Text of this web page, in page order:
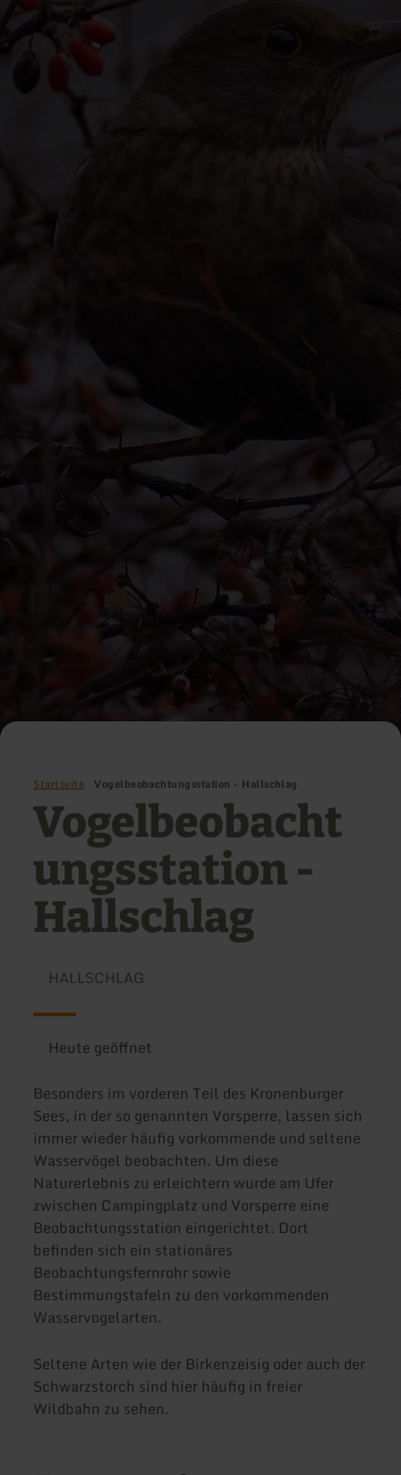
Startseite Vogelbeobachtungsstation - Hallschlag
Vogelbeobacht
ungsstation -
Hallschlag
HALLSCHLAG
Heute geöffnet
Besonders im vorderen Teil des Kronenburger
Sees, in der so genannten Vorsperre, lassen sich
immer wieder häufig vorkommende und seltene
Wasservögel beobachten. Um diese
Naturerlebnis zu erleichtern wurde am Ufer
zwischen Campingplatz und Vorsperre eine
Beobachtungsstation eingerichtet. Dort
befinden sich ein stationäres
Beobachtungsfernrohr sowie
Bestimmungstafeln zu den vorkommenden
Wasservogelarten.
Seltene Arten wie der Birkenzeisig oder auch der
Schwarzstorch sind hier häufig in freier
Wildbahn zu sehen.